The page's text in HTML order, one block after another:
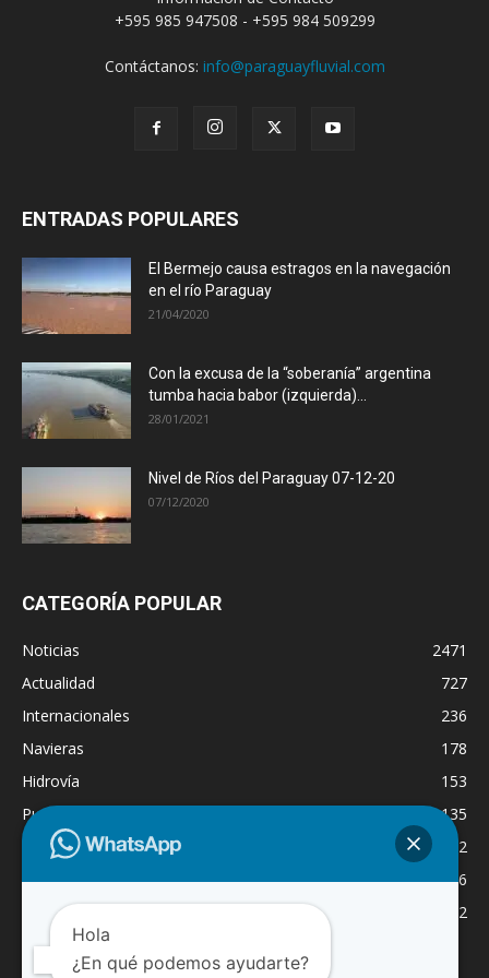
+595 985 947508 - +595 984 509299
Contáctanos: info@paraguayfluvial.com
ENTRADAS POPULARES
El Bermejo causa estragos en la navegación
en el río Paraguay
21/04/2020
Con la excusa de la “soberanía” argentina
tumba hacia babor (izquierda)...
28/01/2021
Nivel de Ríos del Paraguay 07-12-20
07/12/2020
CATEGORÍA POPULAR
Noticias
2471
Actualidad
727
Internacionales
236
Navieras
178
Hidrovía
153
Puertos
135
Economía
132
Nacionales
126
Dragado
122
Hola
¿En qué podemos ayudarte?